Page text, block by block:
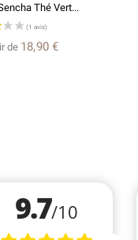
Thé Vert...
de 18,90 €